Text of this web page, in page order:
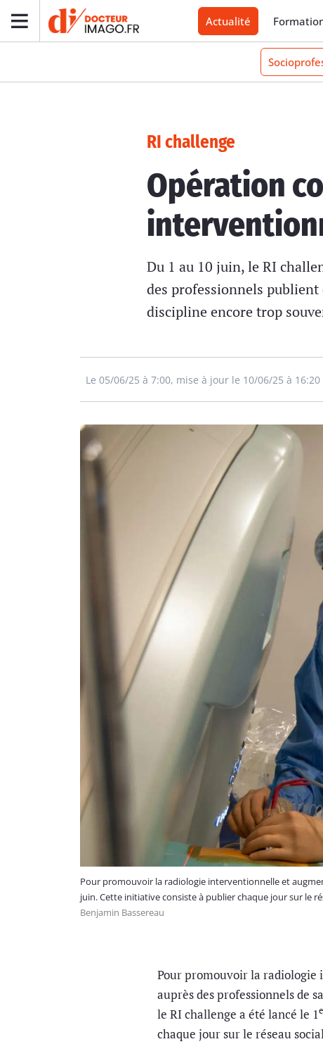
Actualité
RI challenge
Opération
Du 1 au 10 juin, le RI
des professionnels
discipline encore trop
Le 05/06/25 à 7:00, mise à jour le 10/06/25 à 16:20
Pour promouvoir la radiologie interventionnelle et
juin. Cette initiative consiste à publier chaque jour sur le
Benjamin Bassereau
Pour promouvoir la
auprès des professionnels de
le RI challenge a été lancé le 1
chaque jour sur le réseau